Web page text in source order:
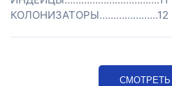
КОЛОНИЗАТОРЫ…………………12